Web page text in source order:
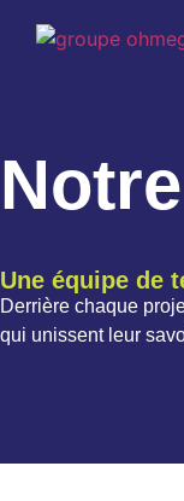
Une équipe de
Derrière chaque
qui unissent leur